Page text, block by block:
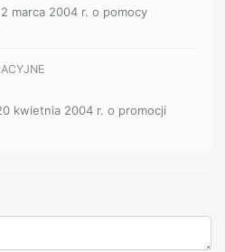
marca 2004 r. o pomocy
kwietnia 2004 r. o promocji